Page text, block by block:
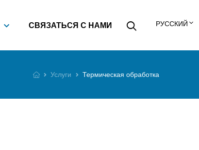
СВЯЗАТЬСЯ С НАМИ РУССКИЙ
Услуги Термическая обработка